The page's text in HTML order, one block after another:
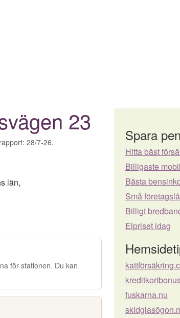
23
28/7-26.
län,
för stationen. Du kan
Spara
Hitta bäst
Billigaste
Bästa
Små
Billigt
Elpriset idag
fuskarna.nu